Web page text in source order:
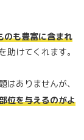
のも豊富に含まれ
助けてくれます。
ありませんが、
位を与えるのがよ